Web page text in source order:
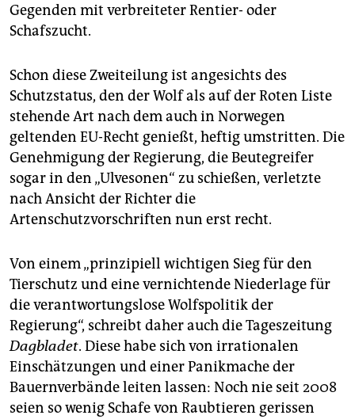
Gegenden mit verbreiteter Rentier- oder
Schafszucht.
Schon diese Zweiteilung ist angesichts des
Schutzstatus, den der Wolf als auf der Roten Liste
stehende Art nach dem auch in Norwegen
geltenden EU-Recht genießt, heftig umstritten. Die
Genehmigung der Regierung, die Beutegreifer
sogar in den „Ulvesonen“ zu schießen, verletzte
nach Ansicht der Richter die
Artenschutzvorschriften nun erst recht.
Von einem „prinzipiell wichtigen Sieg für den
Tierschutz und eine vernichtende Niederlage für
die verantwortungslose Wolfspolitik der
Regierung“, schreibt daher auch die Tageszeitung
Dagbladet. Diese habe sich von irrationalen
Einschätzungen und einer Panikmache der
Bauernverbände leiten lassen: Noch nie seit 2008
seien so wenig Schafe von Raubtieren gerissen